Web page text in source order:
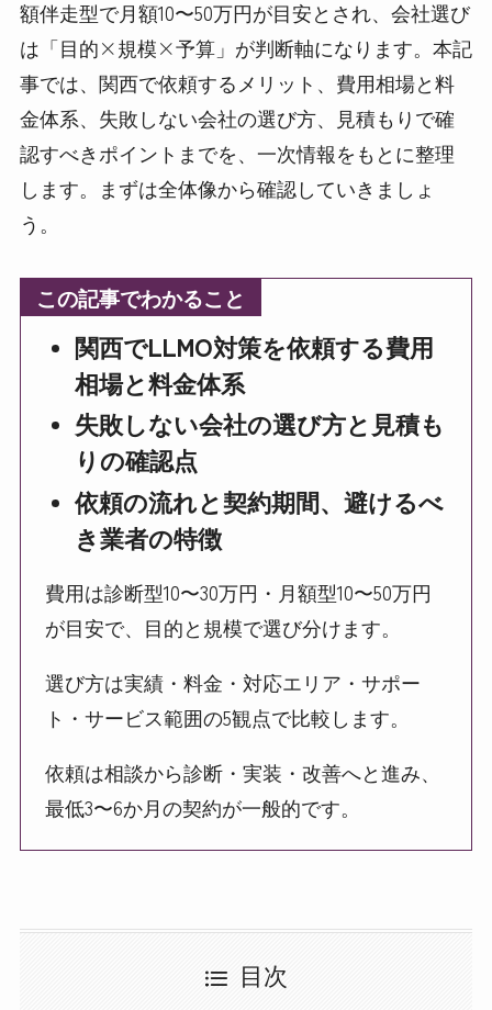
額伴走型で月額10〜50万円が目安とされ、会社選び
は「目的×規模×予算」が判断軸になります。本記
事では、関西で依頼するメリット、費用相場と料
金体系、失敗しない会社の選び方、見積もりで確
認すべきポイントまでを、一次情報をもとに整理
します。まずは全体像から確認していきましょ
う。
この記事でわかること
関西でLLMO対策を依頼する費用
相場と料金体系
失敗しない会社の選び方と見積も
りの確認点
依頼の流れと契約期間、避けるべ
き業者の特徴
費用は診断型10〜30万円・月額型10〜50万円
が目安で、目的と規模で選び分けます。
選び方は実績・料金・対応エリア・サポー
ト・サービス範囲の5観点で比較します。
依頼は相談から診断・実装・改善へと進み、
最低3〜6か月の契約が一般的です。
目次